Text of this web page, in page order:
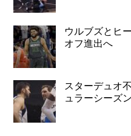
ウルブズとヒ
オフ進出へ
スターデュオ
ュラーシーズ